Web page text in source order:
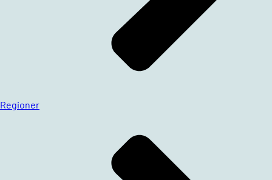
Regioner